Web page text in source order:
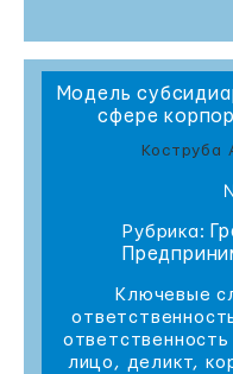
Модель
сфере
Коструба
Рубрика:
Ключевые
лицо, деликт,